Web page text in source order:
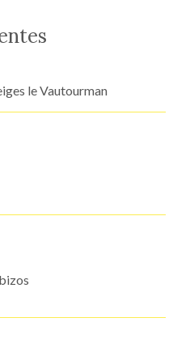
le Vautourman